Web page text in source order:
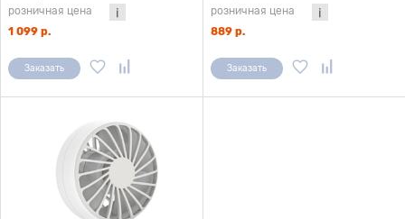
розничная цена
1 099 р.
Заказать
розничная цена
889 р.
Заказать